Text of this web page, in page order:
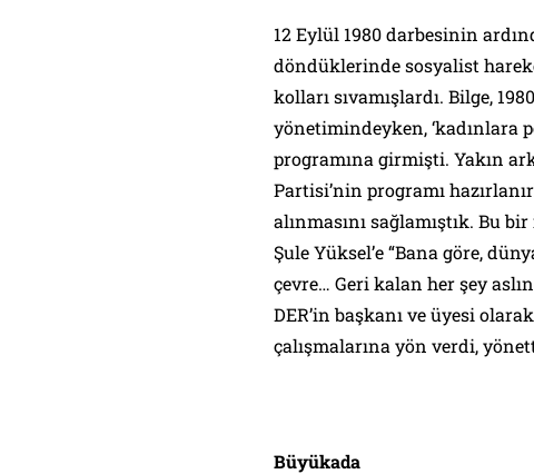
12 Eylül 1980 darbesinin
döndüklerinde sosyalist
kolları sıvamışlardı. Bilge,
yönetimindeyken, ‘kadınlara
programına girmişti. Yakın
Partisi’nin programı
alınmasını sağlamıştık. Bu
Şule Yüksel’e “Bana göre,
çevre… Geri kalan her şey
DER’in başkanı ve üyesi
çalışmalarına yön verdi,
Büyükada